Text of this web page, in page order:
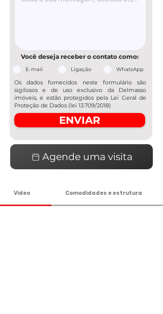
Você deseja receber o contato como:
E-mail Ligação WhatsApp
Os dados fornecidos neste formulário são
sigilosos e de uso exclusivo da Delmasso
imóveis, e estão protegidos pela Lei Geral de
Proteção de Dados (lei 13.709/2018)
ENVIAR
Agende uma visita
Vídeo Comodidades e estrutura